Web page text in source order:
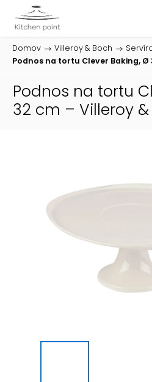
Domov / Villeroy & Boch /
Podnos na tortu Clever Baking, Ø
Podnos na tortu
32 cm – Villeroy